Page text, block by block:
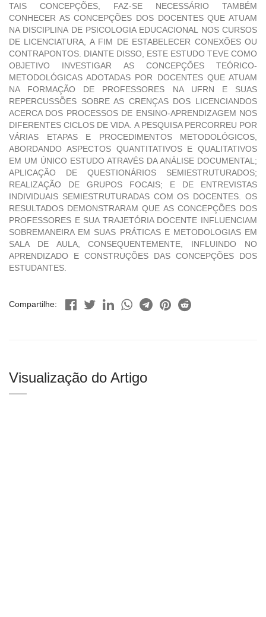
TAIS CONCEPÇÕES, FAZ-SE NECESSÁRIO TAMBÉM
CONHECER AS CONCEPÇÕES DOS DOCENTES QUE ATUAM
NA DISCIPLINA DE PSICOLOGIA EDUCACIONAL NOS CURSOS
DE LICENCIATURA, A FIM DE ESTABELECER CONEXÕES OU
CONTRAPONTOS. DIANTE DISSO, ESTE ESTUDO TEVE COMO
OBJETIVO INVESTIGAR AS CONCEPÇÕES TEÓRICO-
METODOLÓGICAS ADOTADAS POR DOCENTES QUE ATUAM
NA FORMAÇÃO DE PROFESSORES NA UFRN E SUAS
REPERCUSSÕES SOBRE AS CRENÇAS DOS LICENCIANDOS
ACERCA DOS PROCESSOS DE ENSINO-APRENDIZAGEM NOS
DIFERENTES CICLOS DE VIDA. A PESQUISA PERCORREU POR
VÁRIAS ETAPAS E PROCEDIMENTOS METODOLÓGICOS,
ABORDANDO ASPECTOS QUANTITATIVOS E QUALITATIVOS
EM UM ÚNICO ESTUDO ATRAVÉS DA ANÁLISE DOCUMENTAL;
APLICAÇÃO DE QUESTIONÁRIOS SEMIESTRUTURADOS;
REALIZAÇÃO DE GRUPOS FOCAIS; E DE ENTREVISTAS
INDIVIDUAIS SEMIESTRUTURADAS COM OS DOCENTES. OS
RESULTADOS DEMONSTRARAM QUE AS CONCEPÇÕES DOS
PROFESSORES E SUA TRAJETÓRIA DOCENTE INFLUENCIAM
SOBREMANEIRA EM SUAS PRÁTICAS E METODOLOGIAS EM
SALA DE AULA, CONSEQUENTEMENTE, INFLUINDO NO
APRENDIZADO E CONSTRUÇÕES DAS CONCEPÇÕES DOS
ESTUDANTES.
Compartilhe:
Visualização do Artigo